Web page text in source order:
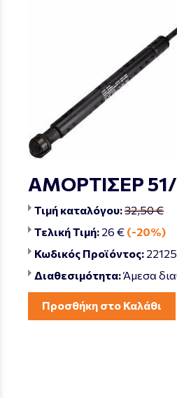
ΑΜΟΡΤΙΣΕΡ
Τιμή καταλόγου:32,50 €
Τελική Τιμή: 26 € (-20%)
Κωδικός Προϊόντος: 22125
Διαθεσιμότητα:Άμεσα
Προσθήκη στο Καλάθι